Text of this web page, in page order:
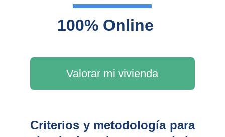
Valorar mi vivienda
100% Online
Criterios y metodología para